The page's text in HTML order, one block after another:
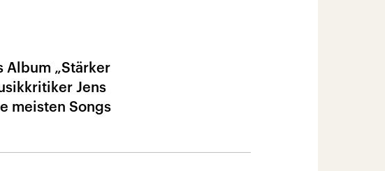
Album „Stärker
Jens
meisten Songs